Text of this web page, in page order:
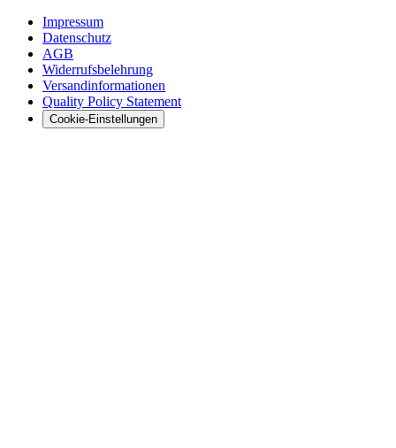
Impressum
Datenschutz
AGB
Widerrufsbelehrung
Versandinformationen
Quality Policy Statement
Cookie-Einstellungen